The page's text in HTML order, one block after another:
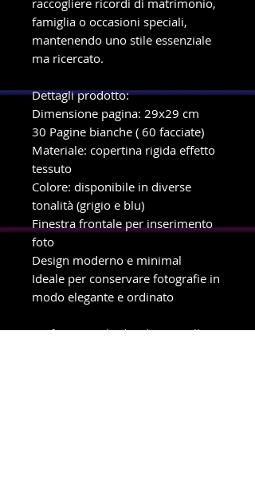
raccogliere ricordi di matrimonio,
famiglia o occasioni speciali,
mantenendo uno stile essenziale
ma ricercato.
Dettagli prodotto:
Dimensione pagina: 29x29 cm
30 Pagine bianche ( 60 facciate)
Materiale: copertina rigida effetto
tessuto
Colore: disponibile in diverse
tonalità (grigio e blu)
Finestra frontale per inserimento
foto
Design moderno e minimal
Ideale per conservare fotografie in
modo elegante e ordinato
Perfetto per chi desidera un album